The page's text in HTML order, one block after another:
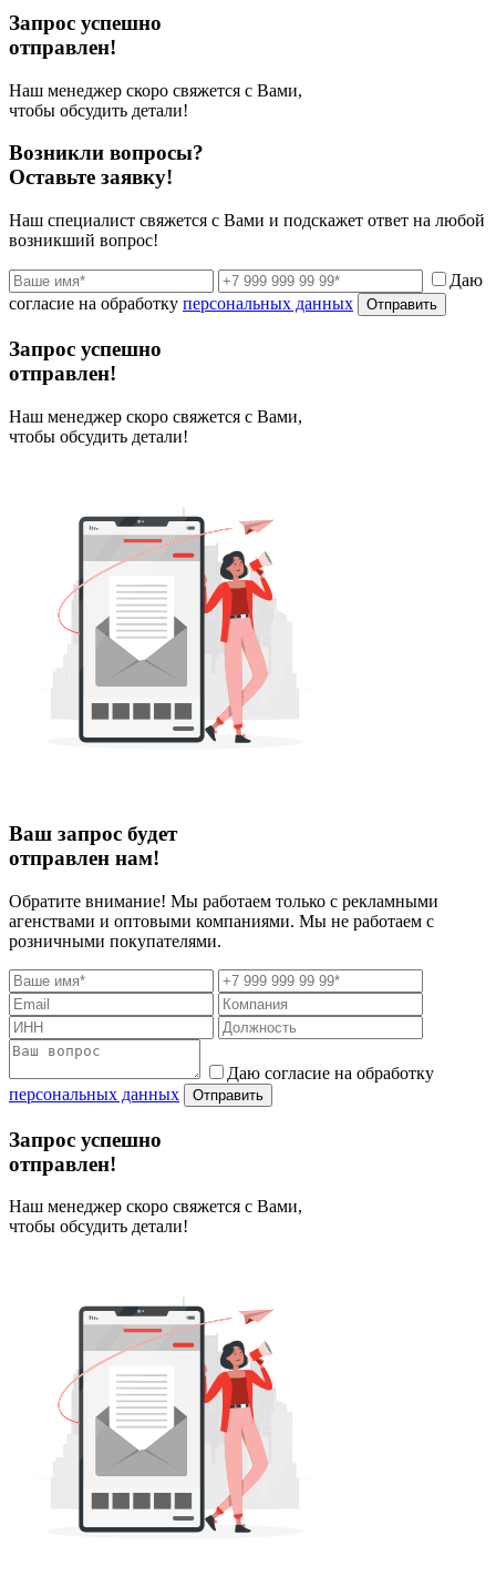
Запрос успешно
отправлен!
Наш менеджер скоро свяжется с Вами,
чтобы обсудить детали!
Возникли вопросы?
Оставьте заявку!
Наш специалист свяжется с Вами и подскажет ответ на любой
возникший вопрос!
Даю
согласие на обработку персональных данных Отправить
Запрос успешно
отправлен!
Наш менеджер скоро свяжется с Вами,
чтобы обсудить детали!
Ваш запрос будет
отправлен нам!
Обратите внимание! Мы работаем только с рекламными
агенствами и оптовыми компаниями. Мы не работаем с
розничными покупателями.
Даю согласие на обработку
персональных данных
Отправить
Запрос успешно
отправлен!
Наш менеджер скоро свяжется с Вами,
чтобы обсудить детали!